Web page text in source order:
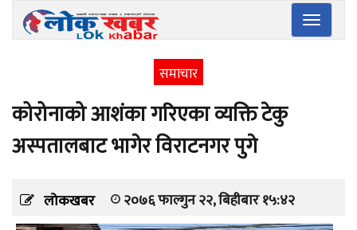
Toggle
समाचार
कोरोनाको आशंका गरिएका व्यक्ति टेकु
अस्पतालबाट भागेर विराटनगर पुगे
लोकखबर २०७६ फाल्गुन २२, बिहीबार १५:४२